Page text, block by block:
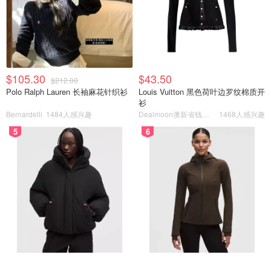
$105.30 $212.00
Polo Ralph Lauren 长袖麻花针织衫
Bernardelli 1484人感兴趣
$43.50
Louis Vuitton 黑色荷叶边罗纹棉质开
衫
1468人感兴趣
5 6